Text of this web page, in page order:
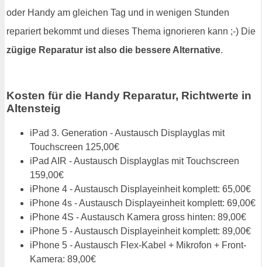
oder Handy am gleichen Tag und in wenigen Stunden
repariert bekommt und dieses Thema ignorieren kann ;-) Die
zügige Reparatur ist also die bessere Alternative.
Kosten für die Handy Reparatur, Richtwerte in
Altensteig
iPad 3. Generation - Austausch Displayglas mit
Touchscreen 125,00€
iPad AIR - Austausch Displayglas mit Touchscreen
159,00€
iPhone 4 - Austausch Displayeinheit komplett: 65,00€
iPhone 4s - Austausch Displayeinheit komplett: 69,00€
iPhone 4S - Austausch Kamera gross hinten: 89,00€
iPhone 5 - Austausch Displayeinheit komplett: 89,00€
iPhone 5 - Austausch Flex-Kabel + Mikrofon + Front-
Kamera: 89,00€